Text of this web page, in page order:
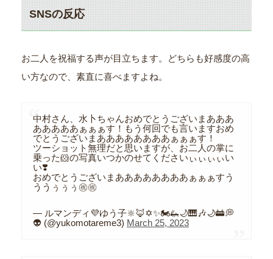
SNSの反応
お二人を祝福する声が目立ちます。どちらも好感度の高
い方なので、素直に喜べますよね。
中村さん、水卜ちゃんおめでとうございまあああ
あああああぁぁぁす！もう何回でも言いますおめ
でとうございまああああああああぁぁぁす！
ツーショット無理だと思いますが、お二人の掌に
乗った🐹の写真いつかのせてくださいぃぃぃぃい
い❣️
おめでとうございまああああああああぁぁぁすう
ううぅぅぅ㊗️㊗️
— ルマンディ💜ゆう子🔆🦊✡️✨🏍🦗🌙🎹🎶🌙🚋💭
👽 (@yukomotareme3) March 25, 2023